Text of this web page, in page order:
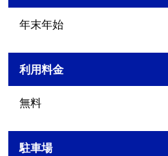
年末年始
利用料金
無料
駐車場